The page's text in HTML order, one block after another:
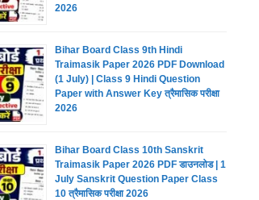
2026
Bihar Board Class 9th Hindi
Traimasik Paper 2026 PDF Download
(1 July) | Class 9 Hindi Question
Paper with Answer Key त्रैमासिक परीक्षा
2026
Bihar Board Class 10th Sanskrit
Traimasik Paper 2026 PDF डाउनलोड | 1
July Sanskrit Question Paper Class
10 त्रैमासिक परीक्षा 2026